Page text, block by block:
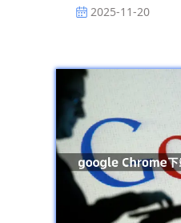
2025-11-20